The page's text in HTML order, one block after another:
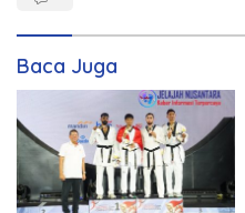
Baca Juga